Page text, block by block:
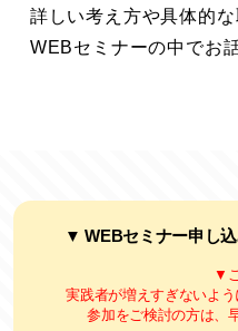
詳しい考え方や具体的な
WEBセミナーの中でお
▼ WEBセミナー申し
▼
実践者が増えすぎないよう
参加をご検討の方は、